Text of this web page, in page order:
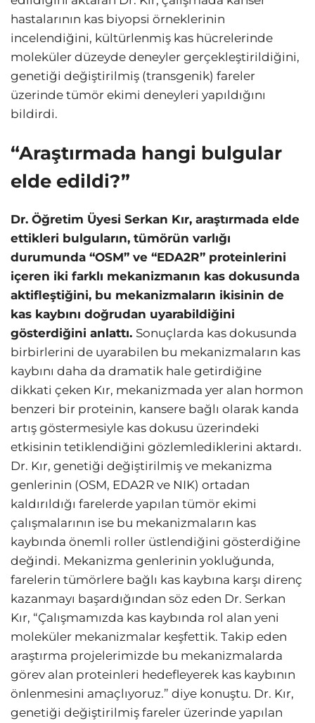
hastalarının kas biyopsi örneklerinin
incelendiğini, kültürlenmiş kas hücrelerinde
moleküler düzeyde deneyler gerçekleştirildiğini,
genetiği değiştirilmiş (transgenik) fareler
üzerinde tümör ekimi deneyleri yapıldığını
bildirdi.
“Araştırmada hangi bulgular
elde edildi?”
Dr. Öğretim Üyesi Serkan Kır, araştırmada elde
ettikleri bulguların, tümörün varlığı
durumunda “OSM” ve “EDA2R” proteinlerini
içeren iki farklı mekanizmanın kas dokusunda
aktifleştiğini, bu mekanizmaların ikisinin de
kas kaybını doğrudan uyarabildiğini
gösterdiğini anlattı. Sonuçlarda kas dokusunda
birbirlerini de uyarabilen bu mekanizmaların kas
kaybını daha da dramatik hale getirdiğine
dikkati çeken Kır, mekanizmada yer alan hormon
benzeri bir proteinin, kansere bağlı olarak kanda
artış göstermesiyle kas dokusu üzerindeki
etkisinin tetiklendiğini gözlemlediklerini aktardı.
Dr. Kır, genetiği değiştirilmiş ve mekanizma
genlerinin (OSM, EDA2R ve NIK) ortadan
kaldırıldığı farelerde yapılan tümör ekimi
çalışmalarının ise bu mekanizmaların kas
kaybında önemli roller üstlendiğini gösterdiğine
değindi. Mekanizma genlerinin yokluğunda,
farelerin tümörlere bağlı kas kaybına karşı direnç
kazanmayı başardığından söz eden Dr. Serkan
Kır, “Çalışmamızda kas kaybında rol alan yeni
moleküler mekanizmalar keşfettik. Takip eden
araştırma projelerimizde bu mekanizmalarda
görev alan proteinleri hedefleyerek kas kaybının
önlenmesini amaçlıyoruz.” diye konuştu. Dr. Kır,
genetiği değiştirilmiş fareler üzerinde yapılan